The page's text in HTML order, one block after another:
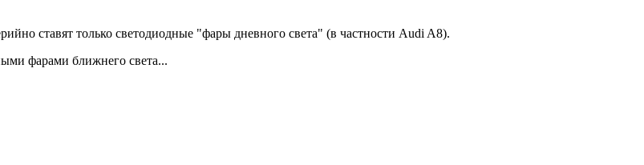
ставят только светодиодные "фары дневного света" (в частности Audi A8).
фарами ближнего света...